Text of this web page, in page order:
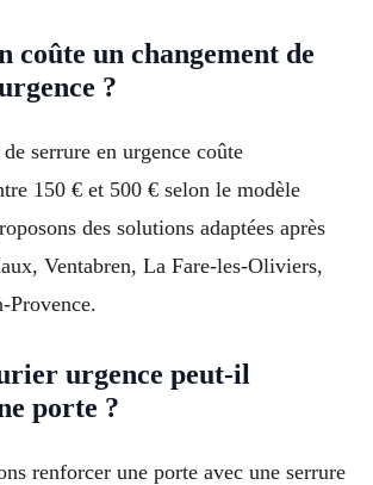
coûte un changement de
?
serrure en urgence coûte
150 € et 500 € selon le modèle
des solutions adaptées après
Ventabren, La Fare-les-Oliviers,
Provence.
urgence peut-il
porte ?
renforcer une porte avec une serrure